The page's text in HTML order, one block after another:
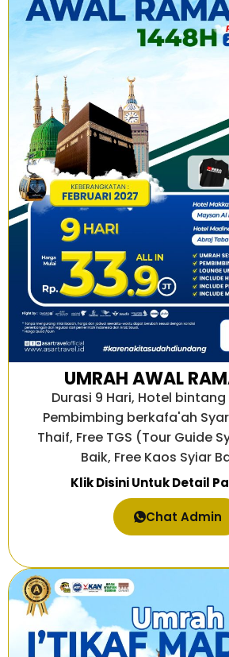
UMRAH AWAL
Durasi 9 Hari, Hotel
Pembimbing berkafa'ah
Thaif, Free TGS (Tour Guide
Baik, Free Kaos Syiar
Klik Disini Untuk Detail
Chat Admin